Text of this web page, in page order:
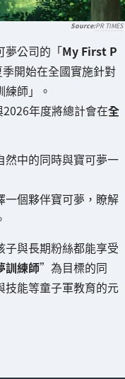
PR TIMES
夢公司的「My First P
開始在全國實施針對
師」。
年度將總計會在全
然中的同時與寶可夢一
一個夥伴寶可夢，瞭解
與長期粉絲都能享受
訓練師”為目標的同
技能等童子軍教育的元